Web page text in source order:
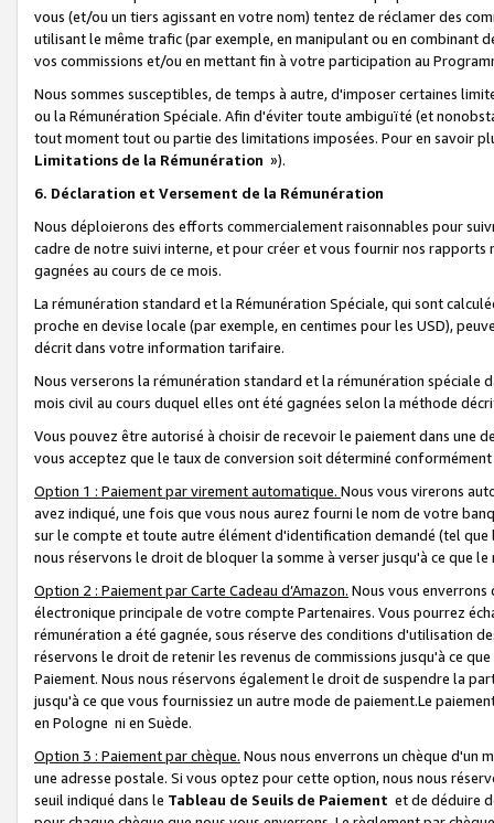
vous (et/ou un tiers agissant en votre nom) tentez de réclamer des
utilisant le même trafic (par exemple, en manipulant ou en combinant
vos commissions et/ou en mettant fin à votre participation au
Nous sommes susceptibles, de temps à autre, d'imposer certaines
ou la Rémunération Spéciale. Afin d'éviter toute ambiguïté (et
tout moment tout ou partie des limitations imposées. Pour en savoir
Limitations de la Rémunération »).
6. Déclaration et Versement de la Rémunération
Nous déploierons des efforts commercialement raisonnables pour
cadre de notre suivi interne, et pour créer et vous fournir nos
gagnées au cours de ce mois.
La rémunération standard et la Rémunération Spéciale, qui sont
proche en devise locale (par exemple, en centimes pour les USD),
décrit dans votre information tarifaire.
Nous verserons la rémunération standard et la rémunération spéciale
mois civil au cours duquel elles ont été gagnées selon la méthode
Vous pouvez être autorisé à choisir de recevoir le paiement dans une
vous acceptez que le taux de conversion soit déterminé
Option 1 : Paiement par virement automatique. Nous vous virerons
avez indiqué, une fois que vous nous aurez fourni le nom de votre
sur le compte et toute autre élément d'identification demandé (tel que
nous réservons le droit de bloquer la somme à verser jusqu'à ce que
Option 2 : Paiement par Carte Cadeau d’Amazon. Nous vous
électronique principale de votre compte Partenaires. Vous pourrez
rémunération a été gagnée, sous réserve des conditions d'utilisation
réservons le droit de retenir les revenus de commissions jusqu'à ce
Paiement. Nous nous réservons également le droit de suspendre la
jusqu'à ce que vous fournissiez un autre mode de paiement.Le
en Pologne ni en Suède.
Option 3 : Paiement par chèque. Nous nous enverrons un chèque d'un
une adresse postale. Si vous optez pour cette option, nous nous
seuil indiqué dans le Tableau de Seuils de Paiement et de déduire